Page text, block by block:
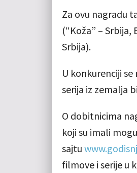
Za ovu nagradu
(“Koža” –
Srbija).
U konkurenciji
serija iz zemalja
O dobitnicima
koji su imali
sajtu
filmove i serije u